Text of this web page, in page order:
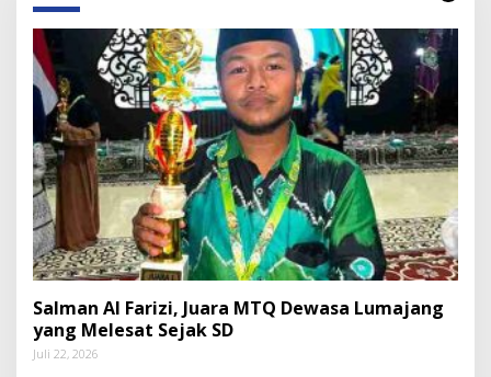
Salman Al Farizi, Juara MTQ Dewasa Lumajang
yang Melesat Sejak SD
Juli 22, 2026